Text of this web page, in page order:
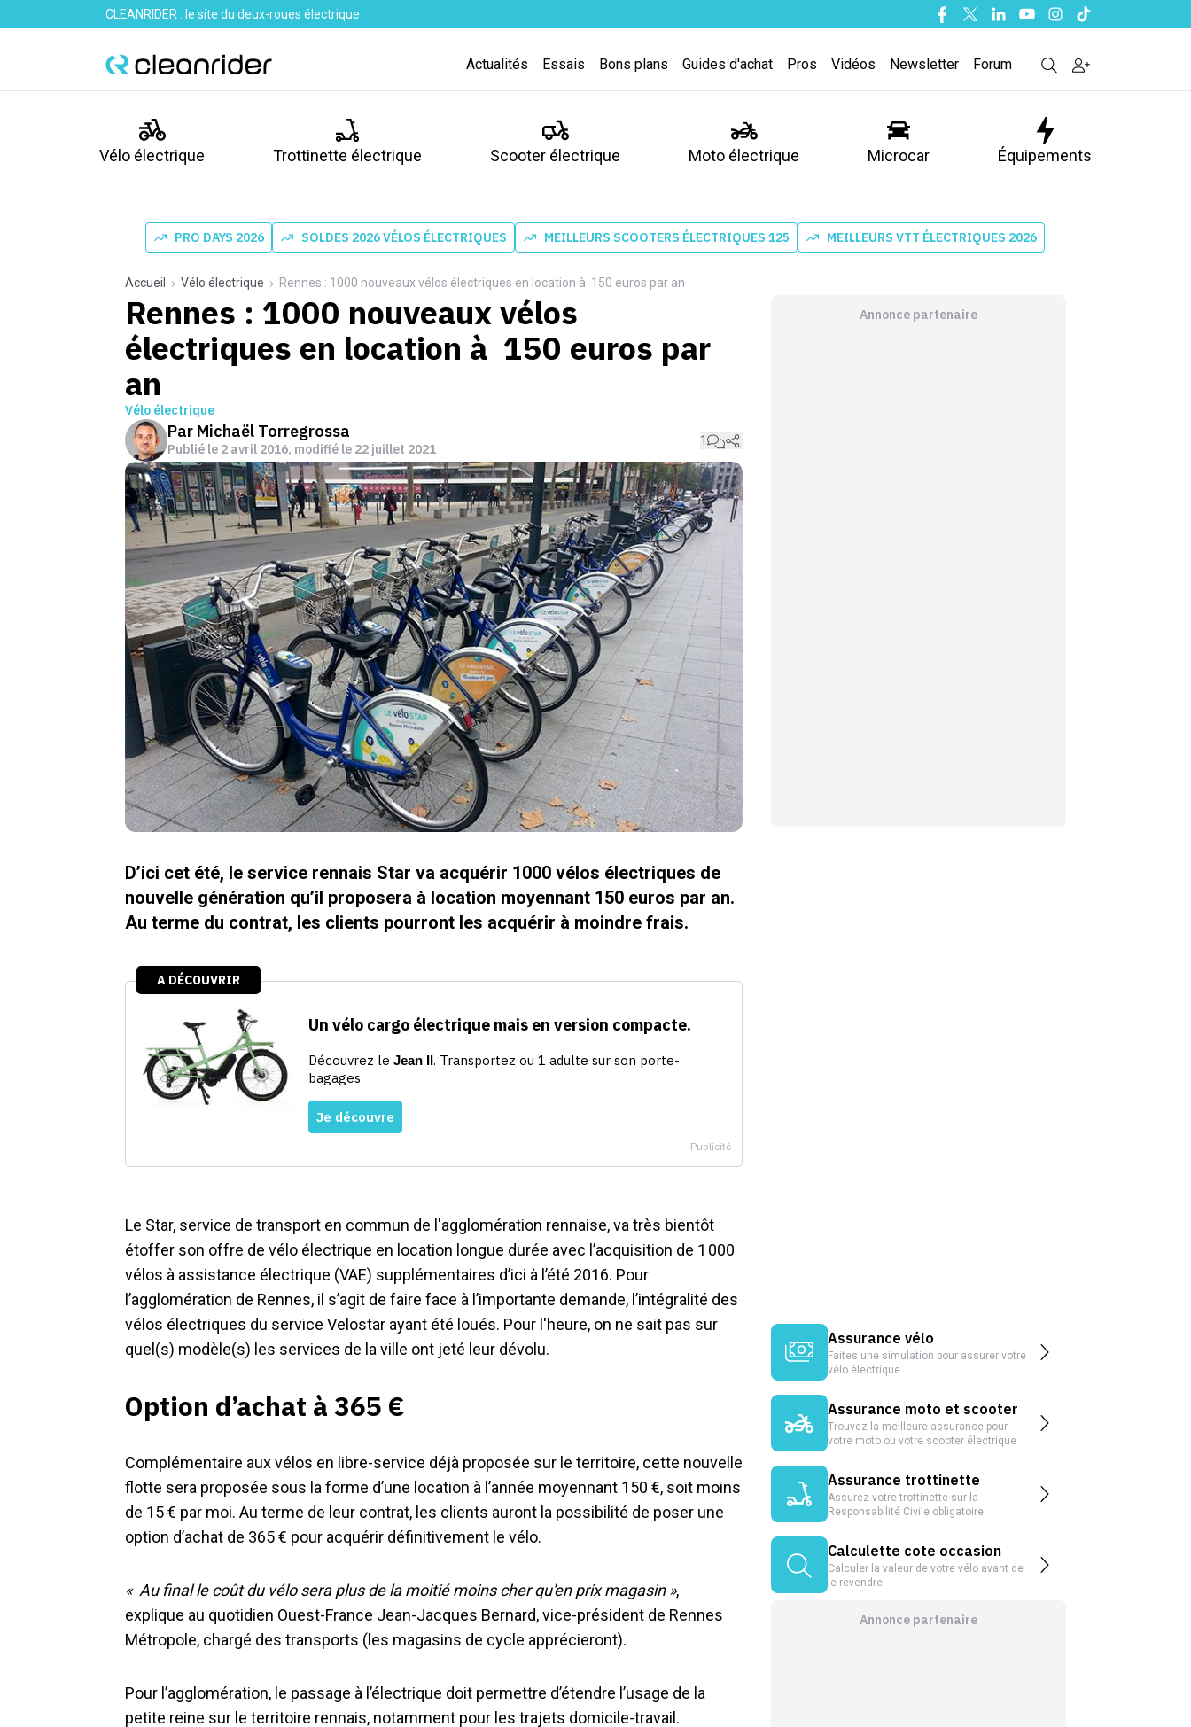
CLEANRIDER : le site du deux-roues électrique Facebook
TwitterLinkedinYoutubeInstagram
Tiktok
Actualités Essais Bons plans Guides d'achat Pros Vidéos Newsletter Forum
Vélo électrique Trottinette électrique Scooter électrique Moto électrique Microcar Équipements
PRO DAYS 2026 SOLDES 2026 VÉLOS ÉLECTRIQUES MEILLEURS SCOOTERS ÉLECTRIQUES 125 MEILLEURS VTT ÉLECTRIQUES 2026
Accueil Vélo électrique Rennes : 1000 nouveaux vélos électriques en location à 150 euros par an
Rennes : 1000 nouveaux vélos
électriques en location à 150 euros par
an
Vélo électrique
Par Michaël Torregrossa
Publié le 2 avril 2016, modifié le 22 juillet 2021
1
D’ici cet été, le service rennais Star va acquérir 1000 vélos électriques de
nouvelle génération qu’il proposera à location moyennant 150 euros par an.
Au terme du contrat, les clients pourront les acquérir à moindre frais.
Le Star, service de transport en commun de l'agglomération rennaise, va très bientôt
étoffer son offre de vélo électrique en location longue durée avec l’acquisition de 1 000
vélos à assistance électrique (VAE) supplémentaires d’ici à l’été 2016. Pour
l’agglomération de Rennes, il s’agit de faire face à l’importante demande, l’intégralité des
vélos électriques du service Velostar ayant été loués. Pour l'heure, on ne sait pas sur
quel(s) modèle(s) les services de la ville ont jeté leur dévolu.
Option d’achat à 365 €
Complémentaire aux vélos en libre-service déjà proposée sur le territoire, cette nouvelle
flotte sera proposée sous la forme d’une location à l’année moyennant 150 €, soit moins
de 15 € par moi. Au terme de leur contrat, les clients auront la possibilité de poser une
option d’achat de 365 € pour acquérir définitivement le vélo.
« Au final le coût du vélo sera plus de la moitié moins cher qu'en prix magasin »,
explique au quotidien Ouest-France Jean-Jacques Bernard, vice-président de Rennes
Métropole, chargé des transports (les magasins de cycle apprécieront).
Pour l’agglomération, le passage à l’électrique doit permettre d’étendre l’usage de la
petite reine sur le territoire rennais, notamment pour les trajets domicile-travail.
Annonce partenaire
Assurance vélo
Faites une simulation pour assurer votre
vélo électrique
Assurance moto et scooter
Trouvez la meilleure assurance pour
votre moto ou votre scooter électrique
Assurance trottinette
Assurez votre trottinette sur la
Responsabilité Civile obligatoire
Calculette cote occasion
Calculer la valeur de votre vélo avant de
le revendre
Annonce partenaire